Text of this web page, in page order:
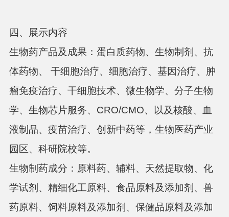
四、展示内容
生物药产品及成果： 蛋白质药物、生物制剂、抗
体药物、
干细胞治疗、细胞治疗、基因治疗、肿
瘤免疫治疗、干细胞技术、微生物学、分子生物
学、生物芯片服务、 CRO/CMO、以及核酸、血
液制品、疫苗治疗、创新中药等，生物医药产业
园区、科研院校等。
生物制药成分： 原料药、辅料、天然提取物、化
学试剂、精细化工原料、食品原料及添加剂、兽
药原料、饲料原料及添加剂、保健品原料及添加